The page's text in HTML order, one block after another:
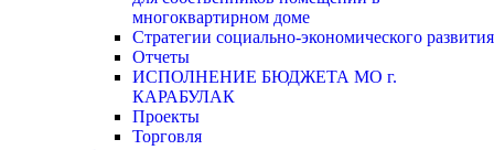
многоквартирном доме
Стратегии социально-экономического развития
Отчеты
ИСПОЛНЕНИЕ БЮДЖЕТА МО г.
КАРАБУЛАК
Проекты
Торговля